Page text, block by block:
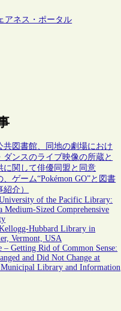
アネス・ポータル
共図書館、同地の劇場におけ
ダンスのライブ映像の所蔵と
に関して俳優同盟と同意
、ゲーム“Pokémon GO”と図書
介）
of the Pacific Library:
Medium-Sized Comprehensive
Hubbard Library in
Vermont, USA
– Getting Rid of Common Sense:
and Did Not Change at
Municipal Library and Information